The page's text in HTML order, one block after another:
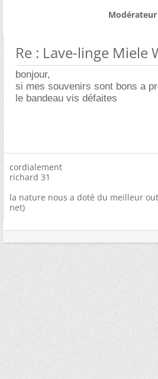
Modérateur
Re : Lave-linge Miele
bonjour,
si mes souvenirs sont bons a
le bandeau vis défaites
cordialement
richard 31
la nature nous a doté du meilleur
net)